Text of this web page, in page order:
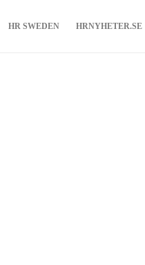
HR SWEDEN HRNYHETER.SE